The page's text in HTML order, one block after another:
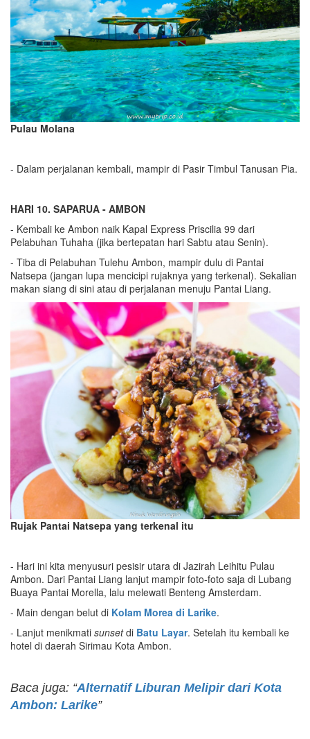
Pulau Molana
- Dalam perjalanan kembali, mampir di Pasir Timbul Tanusan Pia.
HARI 10. SAPARUA - AMBON
- Kembali ke Ambon naik Kapal Express Priscilia 99 dari
Pelabuhan Tuhaha (jika bertepatan hari Sabtu atau Senin).
- Tiba di Pelabuhan Tulehu Ambon, mampir dulu di Pantai
Natsepa (jangan lupa mencicipi rujaknya yang terkenal). Sekalian
makan siang di sini atau di perjalanan menuju Pantai Liang.
Rujak Pantai Natsepa yang terkenal itu
- Hari ini kita menyusuri pesisir utara di Jazirah Leihitu Pulau
Ambon. Dari Pantai Liang lanjut mampir foto-foto saja di Lubang
Buaya Pantai Morella, lalu melewati Benteng Amsterdam.
- Main dengan belut di Kolam Morea di Larike.
- Lanjut menikmati sunsetdi Batu Layar. Setelah itu kembali ke
hotel di daerah Sirimau Kota Ambon.
Baca juga: “Alternatif Liburan Melipir dari Kota
Ambon: Larike”